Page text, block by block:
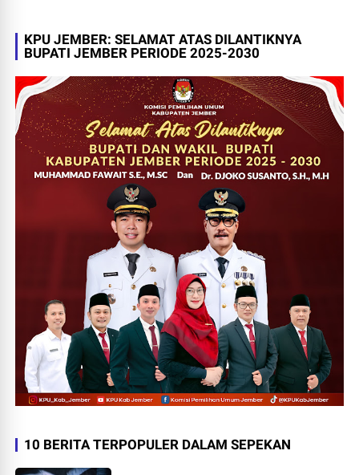
KPU JEMBER: SELAMAT ATAS DILANTIKNYA
BUPATI JEMBER PERIODE 2025-2030
10 BERITA TERPOPULER DALAM SEPEKAN